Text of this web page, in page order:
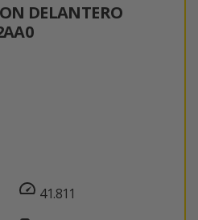
DELANTERO
41.811